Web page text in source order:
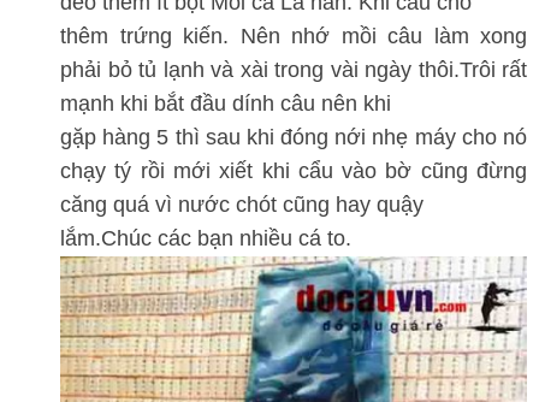
thêm trứng kiến. Nên nhớ mồi câu làm xong
phải bỏ tủ lạnh và xài trong vài ngày thôi.Trôi rất
mạnh khi bắt đầu dính câu nên khi
gặp hàng 5 thì sau khi đóng nới nhẹ máy cho nó
chạy tý rồi mới xiết khi cẩu vào bờ cũng đừng
căng quá vì nước chót cũng hay quậy
lắm.Chúc các bạn nhiều cá to.